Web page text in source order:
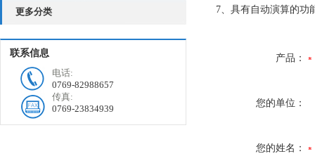
更多分类
联系信息
电话:
0769-82988657
传真:
0769-23834939
7、具有自动演算的功
产品：
您的单位：
您的姓名：